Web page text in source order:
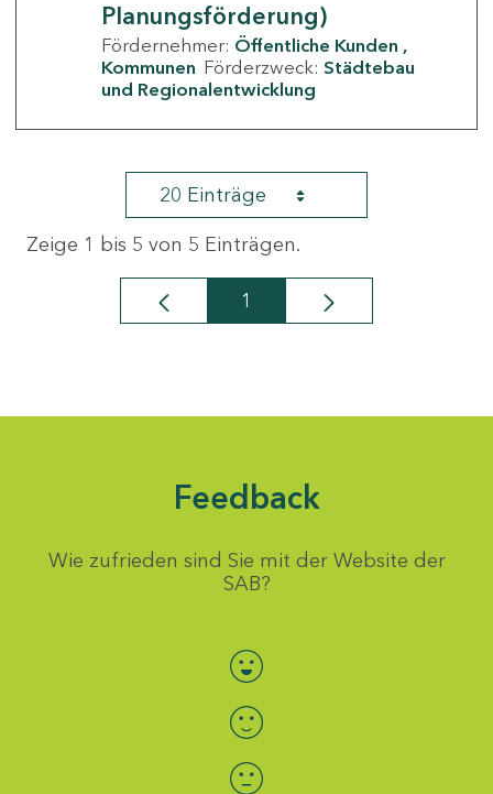
Planungsförderung)
Fördernehmer: Öffentliche Kunden
Kommunen Förderzweck: Städtebau
und Regionalentwicklung
20 Einträge
Zeige 1 bis 5 von 5 Einträgen.
Seite
1
Feedback
Wie zufrieden sind Sie mit der Website der
SAB?
Bewertung auswählen